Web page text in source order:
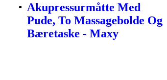
Akupressurmåtte Med
Pude, To Massagebolde Og
Bæretaske - Maxy